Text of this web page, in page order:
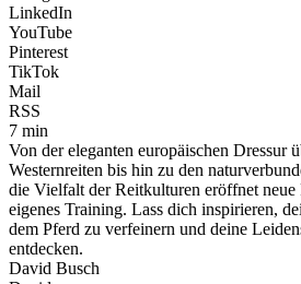
LinkedIn
YouTube
Pinterest
TikTok
Mail
RSS
7 min
Von der eleganten europäischen Dressur
Westernreiten bis hin zu den
die Vielfalt der Reitkulturen eröffnet neue
eigenes Training. Lass dich inspirieren,
dem Pferd zu verfeinern und deine
entdecken.
David Busch